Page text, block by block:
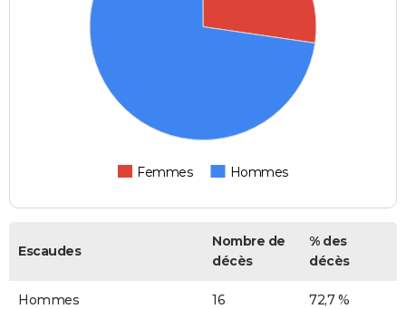
Femmes Hommes
Escaudes
Nombre de
décès
% des
décès
Hommes 16 72,7 %